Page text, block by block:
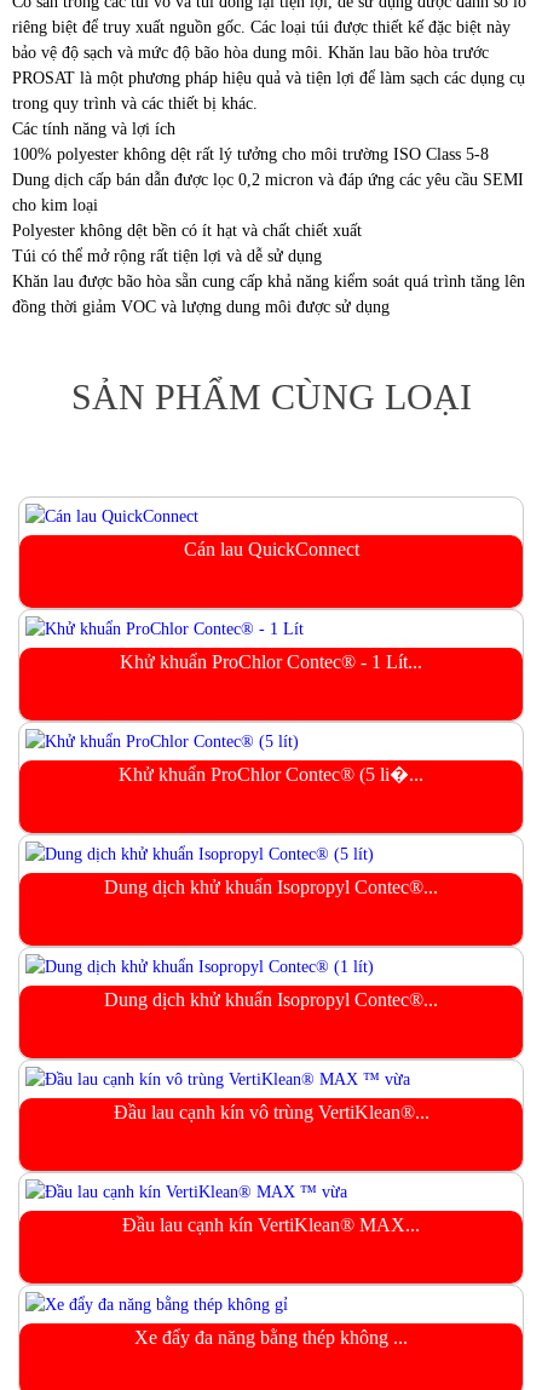
riêng biệt để truy xuất nguồn gốc. Các loại túi được thiết kế đặc biệt này
bảo vệ độ sạch và mức độ bão hòa dung môi. Khăn lau bão hòa trước
PROSAT là một phương pháp hiệu quả và tiện lợi để làm sạch các dụng cụ
trong quy trình và các thiết bị khác.
Các tính năng và lợi ích
100% polyester không dệt rất lý tưởng cho môi trường ISO Class 5-8
Dung dịch cấp bán dẫn được lọc 0,2 micron và đáp ứng các yêu cầu SEMI
cho kim loại
Polyester không dệt bền có ít hạt và chất chiết xuất
Túi có thể mở rộng rất tiện lợi và dễ sử dụng
Khăn lau được bão hòa sẵn cung cấp khả năng kiểm soát quá trình tăng lên
đồng thời giảm VOC và lượng dung môi được sử dụng
SẢN PHẨM CÙNG LOẠI
Cán lau QuickConnect
Khử khuẩn ProChlor Contec® - 1 Lít...
Khử khuẩn ProChlor Contec® (5 li�...
Dung dịch khử khuẩn Isopropyl Contec®...
Dung dịch khử khuẩn Isopropyl Contec®...
Đầu lau cạnh kín vô trùng VertiKlean®...
Đầu lau cạnh kín VertiKlean® MAX...
Xe đẩy đa năng bằng thép không ...